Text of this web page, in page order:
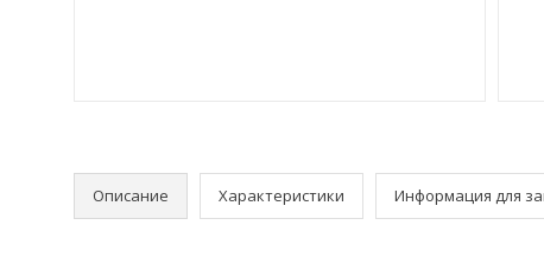
Описание Характеристики Информация для